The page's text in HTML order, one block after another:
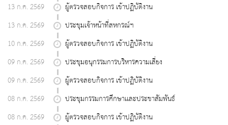
13 ก.ค. 2569
ผู้ตรวจสอบกิจการ เข้าปฏิบัติงาน
13 ก.ค. 2569
ประชุมเจ้าหน้าที่สหกรณ์ฯ
10 ก.ค. 2569
ผู้ตรวจสอบกิจการ เข้าปฏิบัติงาน
09 ก.ค. 2569
ประชุมอนุกรรมการบริหารความเสี่ยง
09 ก.ค. 2569
ผู้ตรวจสอบกิจการ เข้าปฏิบัติงาน
08 ก.ค. 2569
ประชุมกรรมการศึกษาเเละประชาสัมพันธ์
08 ก.ค. 2569
ผู้ตรวจสอบกิจการ เข้าปฏิบัติงาน